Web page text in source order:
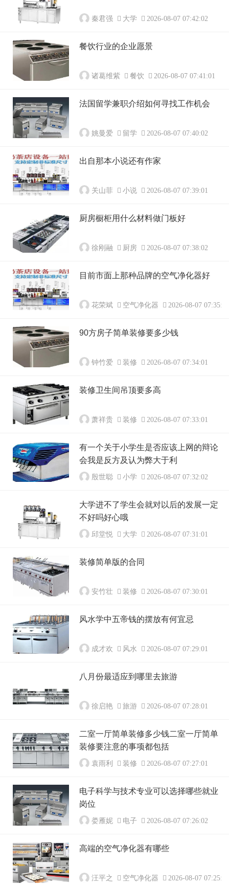
秦君强 大学 2026-08-07 07:42:02
餐饮行业的企业愿景
诸葛维紫 餐饮 2026-08-07 07:41:01
法国留学兼职介绍如何寻找工作机会
姚曼爱 留学 2026-08-07 07:40:02
出自那本小说还有作家
关山菲 小说 2026-08-07 07:39:01
厨房橱柜用什么材料做门板好
徐刚融 厨房 2026-08-07 07:38:02
目前市面上那种品牌的空气净化器好
花荣斌 空气净化器 2026-08-07 07:35:02
90方房子简单装修要多少钱
钟竹爱 装修 2026-08-07 07:34:01
装修卫生间吊顶要多高
萧祥贵 装修 2026-08-07 07:33:01
有一个关于小学生是否应该上网的辩论
会我是反方及认为弊大于利
殷世聪 小学 2026-08-07 07:32:02
大学进不了学生会就对以后的发展一定
不好吗好心哦
邱堂悦 大学 2026-08-07 07:31:01
装修简单版的合同
安竹壮 装修 2026-08-07 07:30:01
风水学中五帝钱的摆放有何宜忌
成才欢 风水 2026-08-07 07:29:01
八月份最适应到哪里去旅游
徐启艳 旅游 2026-08-07 07:28:01
二室一厅简单装修多少钱二室一厅简单
装修要注意的事项都包括
袁雨利 装修 2026-08-07 07:27:01
电子科学与技术专业可以选择哪些就业
岗位
娄雁妮 电子 2026-08-07 07:26:02
高端的空气净化器有哪些
汪平之 空气净化器 2026-08-07 07:25:02